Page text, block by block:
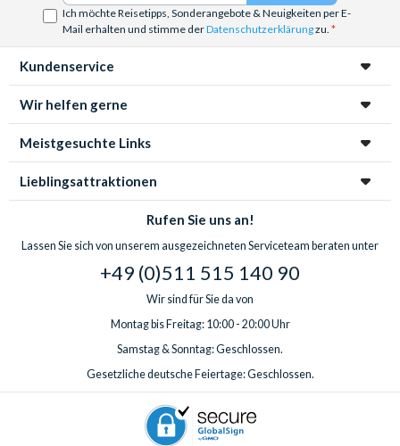
Ich möchte Reisetipps, Sonderangebote & Neuigkeiten per E-
Mail erhalten und stimme derDatenschutzerklärungzu.
Kundenservice
Wir helfen gerne
Meistgesuchte Links
Lieblingsattraktionen
Rufen Sie uns an!
Lassen Sie sich von unserem ausgezeichneten Serviceteam beraten unter
+49 (0)511 515 140 90
Wir sind für Sie da von
Montag bis Freitag: 10:00 - 20:00 Uhr
Samstag & Sonntag: Geschlossen.
Gesetzliche deutsche Feiertage: Geschlossen.